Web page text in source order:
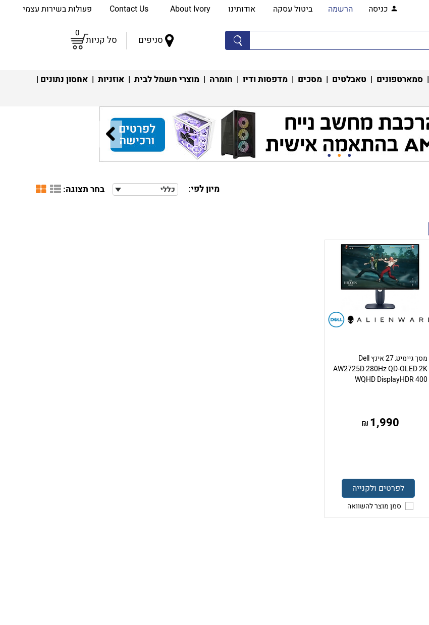
כניסה הרשמה ביטול עסקה אודותינו About Ivory פעולות בשירות עצמי
סניפים סל קניות
0
| סמארטפונים | טאבלטים | מסכים | מדפסות ודיו | חומרה | מוצרי חשמל לבית | אוזניות | אחסון נתונים |
מיון לפי: כללי בחר תצוגה:
מסך גיימינג 27 אינץ Dell
AW2725D 280Hz QD-OLED 2K
WQHD DisplayHDR 400
1,990
₪
לפרטים ולקנייה
סמן מוצר להשוואה